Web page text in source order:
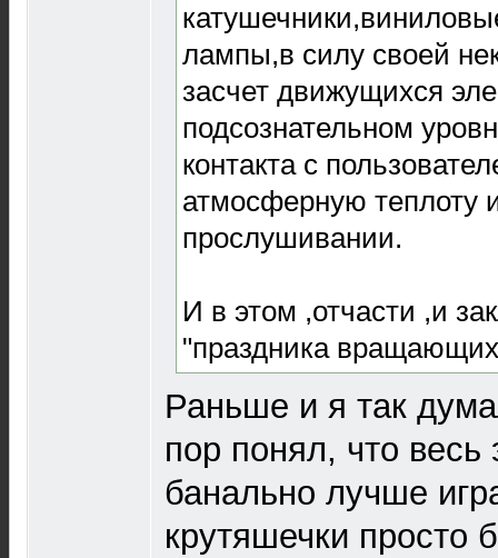
лампы,в силу своей
засчет движущихся
подсознательном
контакта с
атмосферную теплоту
прослушивании.
И в этом ,отчасти ,и
"праздника
Раньше и я так
пор понял, что весь
банально лучше
крутяшечки просто